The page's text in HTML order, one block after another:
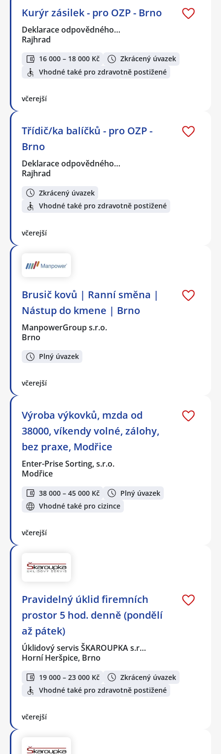
Kurýr zásilek - pro OZP - Brno
Deklarace odpovědného…
Rajhrad
16 000 – 18 000 Kč
Zkrácený úvazek
Vhodné také pro zdravotně postižené
včerejší
Třídič/ka balíčků - pro OZP -
Brno
Deklarace odpovědného…
Rajhrad
Zkrácený úvazek
Vhodné také pro zdravotně postižené
včerejší
Brusič kovů | Ranní směna |
Nástup do kmene | Brno
ManpowerGroup s.r.o.
Brno
Plný úvazek
včerejší
Výroba výkovků, mzda od
38000, víkendy volné, zálohy,
bez praxe, Modřice
Enter-Prise Sorting, s.r.o.
Modřice
38 000 – 45 000 Kč
Plný úvazek
Vhodné také pro cizince
včerejší
Pravidelný úklid firemních
prostor 5 hod. denně (pondělí
až pátek)
Úklidový servis ŠKAROUPKA s.r…
Horní Heršpice, Brno
19 000 – 23 000 Kč
Zkrácený úvazek
Vhodné také pro zdravotně postižené
včerejší